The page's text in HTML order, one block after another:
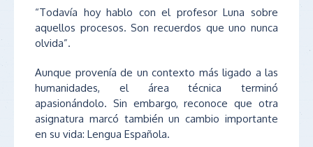
“Todavía hoy hablo con el profesor Luna sobre
aquellos procesos. Son recuerdos que uno nunca
olvida”.
Aunque provenía de un contexto más ligado a las
humanidades, el área técnica terminó
apasionándolo. Sin embargo, reconoce que otra
asignatura marcó también un cambio importante
en su vida: Lengua Española.